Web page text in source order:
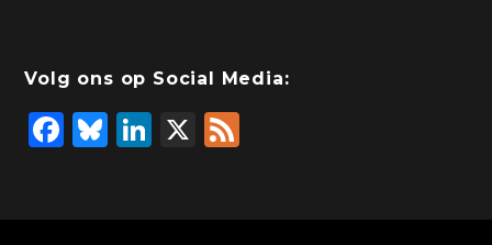
Volg ons op Social Media:
F
Bl
Li X